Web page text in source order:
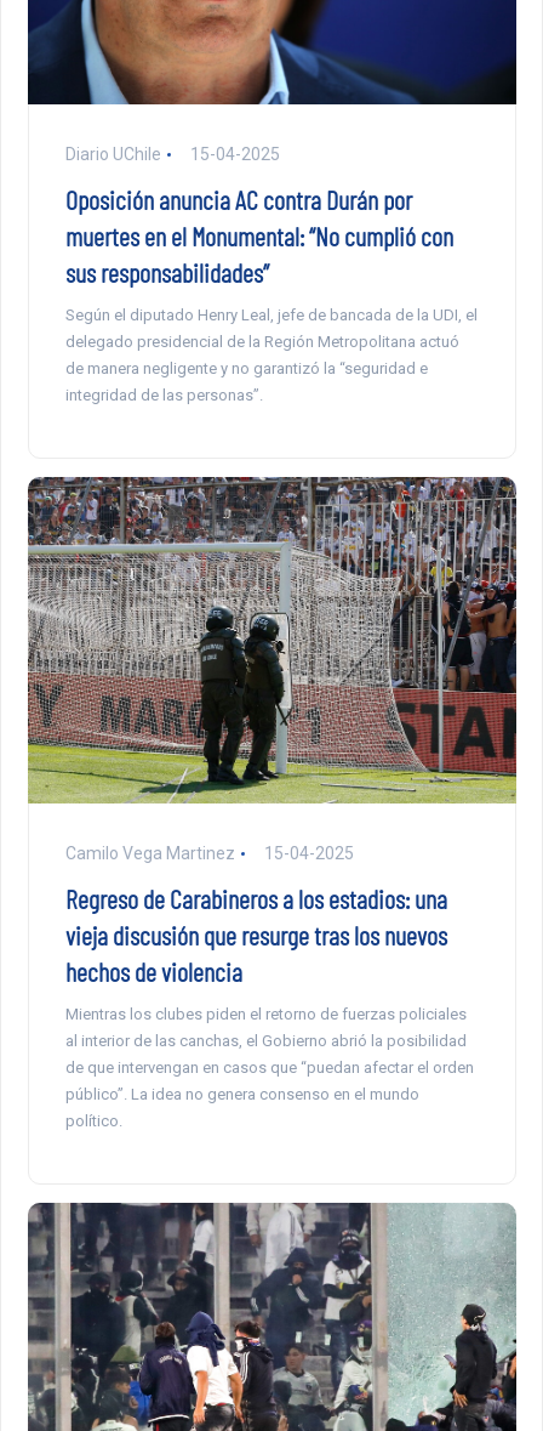
Diario UChile 15-04-2025
Oposición anuncia AC contra Durán por
muertes en el Monumental: “No cumplió con
sus responsabilidades”
Según el diputado Henry Leal, jefe de bancada de la UDI, el
delegado presidencial de la Región Metropolitana actuó
de manera negligente y no garantizó la “seguridad e
integridad de las personas”.
Camilo Vega Martinez 15-04-2025
Regreso de Carabineros a los estadios: una
vieja discusión que resurge tras los nuevos
hechos de violencia
Mientras los clubes piden el retorno de fuerzas policiales
al interior de las canchas, el Gobierno abrió la posibilidad
de que intervengan en casos que “puedan afectar el orden
público”. La idea no genera consenso en el mundo
político.